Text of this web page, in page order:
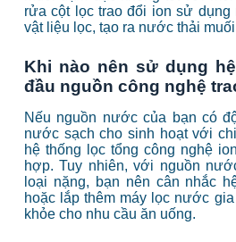
rửa cột lọc trao đổi ion sử dụng
vật liệu lọc, tạo ra nước thải
Khi nào nên sử dụng
đầu nguồn công nghệ
Nếu nguồn nước của bạn có
nước sạch cho sinh hoạt với
hệ thống lọc tổng công nghệ
hợp. Tuy nhiên, với nguồn
loại nặng, bạn nên cân nhắc
hoặc lắp thêm máy lọc nước
khỏe cho nhu cầu ăn uống.